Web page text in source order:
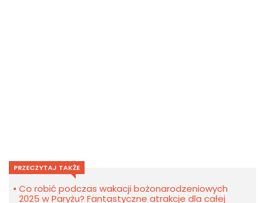
PRZECZYTAJ TAKŻE
Co robić podczas wakacji bożonarodzeniowych
2025 w Paryżu? Fantastyczne atrakcje dla całej